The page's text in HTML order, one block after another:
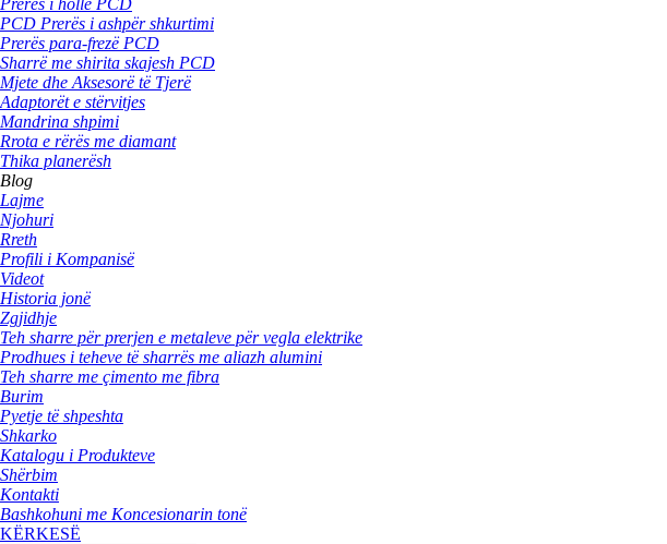
PCD Prerës i ashpër shkurtimi
Prerës para-frezë PCD
Sharrë me shirita skajesh PCD
Mjete dhe Aksesorë të Tjerë
Adaptorët e stërvitjes
Mandrina shpimi
Rrota e rërës me diamant
Thika planerësh
Blog
Lajme
Njohuri
Rreth
Profili i Kompanisë
Videot
Historia jonë
Zgjidhje
Teh sharre për prerjen e metaleve për vegla elektrike
Prodhues i teheve të sharrës me aliazh alumini
Teh sharre me çimento me fibra
Burim
Pyetje të shpeshta
Shkarko
Katalogu i Produkteve
Shërbim
Kontakti
Bashkohuni me Koncesionarin tonë
KËRKESË